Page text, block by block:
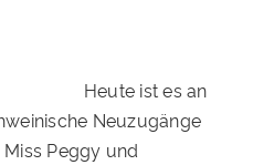
Heute ist es an
Neuzugänge
Peggy und